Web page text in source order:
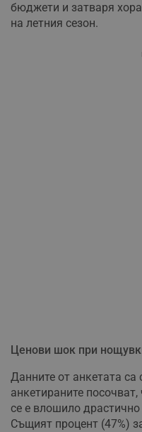
бюджети и затваря
на летния сезон.
Ценови шок при
Данните от анкетата са
анкетираните
се е влошило
Същият процент (47%)